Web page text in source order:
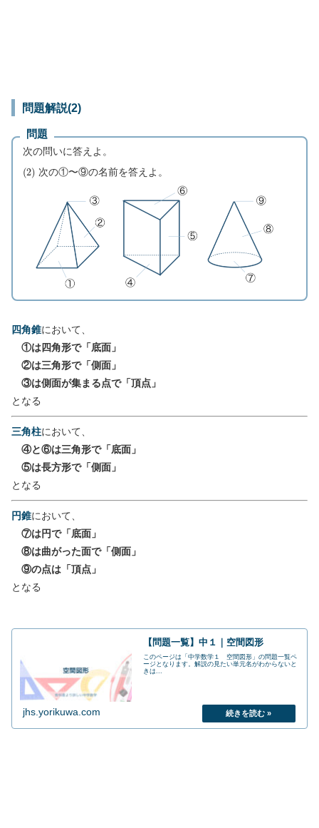
問題解説(2)
問題
次の問いに答えよ。
( 2 次の①〜⑨の名前を答えよ。
四角錐において、
①は四角形で「底面」
②は三角形で「側面」
③は側面が集まる点で「頂点」
となる
三角柱において、
④と⑥は三角形で「底面」
⑤は長方形で「側面」
となる
円錐において、
⑦は円で「底面」
⑧は曲がった面で「側面」
⑨の点は「頂点」
となる
【問題一覧】中１｜空間図形
このページは「中学数学１ 空間図形」の問題一覧ペ
ージとなります。解説の見たい単元名がわからないと
きは...
jhs.yorikuwa.com